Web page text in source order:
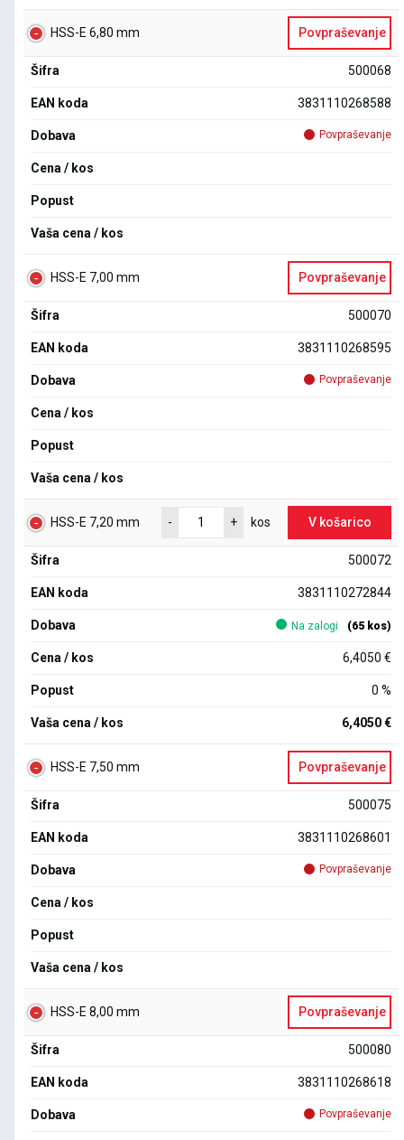
HSS-E 6,80 mm Povpraševanje
Šifra 500068
EAN koda 3831110268588
Dobava Povpraševanje
Cena / kos
Popust
Vaša cena / kos
HSS-E 7,00 mm Povpraševanje
Šifra 500070
EAN koda 3831110268595
Dobava Povpraševanje
Cena / kos
Popust
Vaša cena / kos
HSS-E 7,20 mm - + kos V košarico
Šifra 500072
EAN koda 3831110272844
Dobava Na zalogi (65 kos)
Cena / kos 6,4050 €
Popust 0 %
Vaša cena / kos 6,4050 €
HSS-E 7,50 mm Povpraševanje
Šifra 500075
EAN koda 3831110268601
Dobava Povpraševanje
Cena / kos
Popust
Vaša cena / kos
HSS-E 8,00 mm Povpraševanje
Šifra 500080
EAN koda 3831110268618
Dobava Povpraševanje